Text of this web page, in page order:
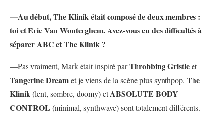
—Au début, The Klinik était composé de deux membres :
toi et Eric Van Wonterghem. Avez-vous eu des difficultés à
séparer ABC et The Klinik ?
—Pas vraiment, Mark était inspiré parThrobbing Gristleet
Tangerine Dreamet je viens de la scène plus synthpop. The
Klinik(lent, sombre, doomy) etABSOLUTE BODY
CONTROL (minimal, synthwave) sont totalement différents.